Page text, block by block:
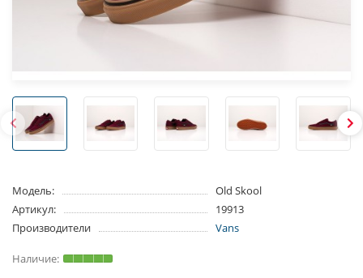
Модель:
Old Skool
Артикул:
19913
Производители
Vans